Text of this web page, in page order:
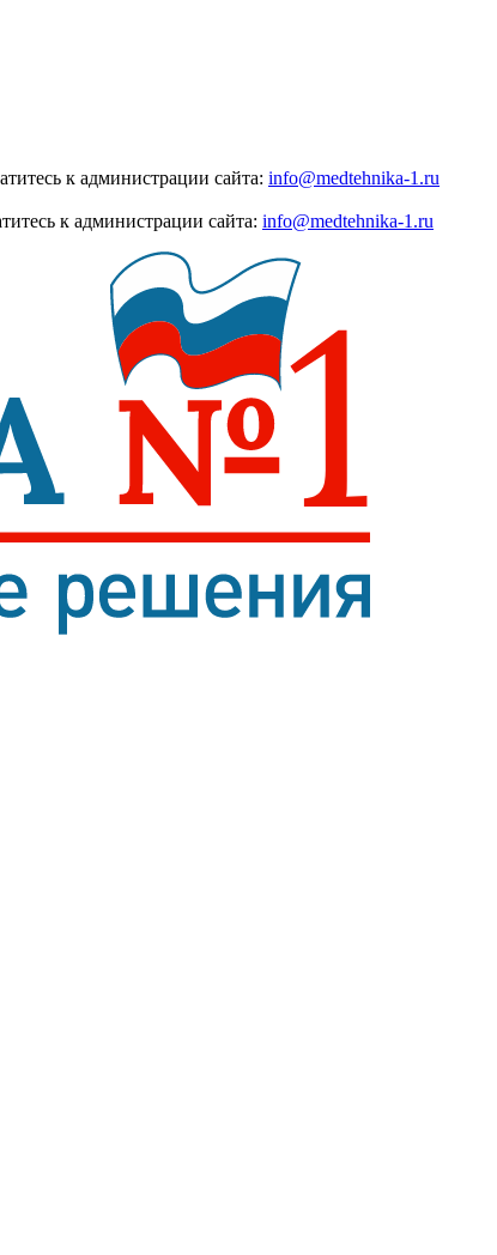
к администрации сайта: info@medtehnika-1.ru
к администрации сайта: info@medtehnika-1.ru